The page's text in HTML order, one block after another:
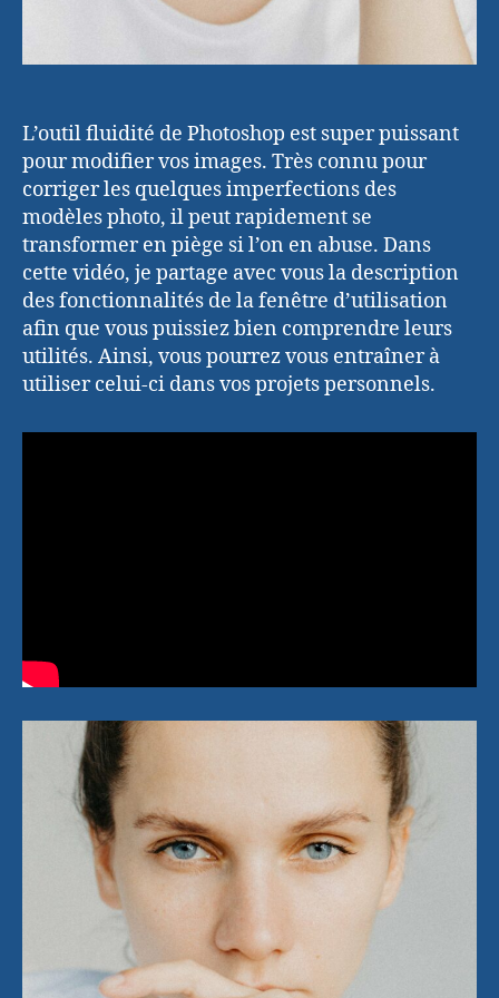
L’outil fluidité de Photoshop est super puissant
pour modifier vos images. Très connu pour
corriger les quelques imperfections des
modèles photo, il peut rapidement se
transformer en piège si l’on en abuse. Dans
cette vidéo, je partage avec vous la description
des fonctionnalités de la fenêtre d’utilisation
afin que vous puissiez bien comprendre leurs
utilités. Ainsi, vous pourrez vous entraîner à
utiliser celui-ci dans vos projets personnels.